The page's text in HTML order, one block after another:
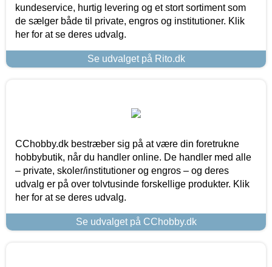
kundeservice, hurtig levering og et stort sortiment som
de sælger både til private, engros og institutioner. Klik
her for at se deres udvalg.
Se udvalget på Rito.dk
CChobby.dk bestræber sig på at være din foretrukne
hobbybutik, når du handler online. De handler med alle
– private, skoler/institutioner og engros – og deres
udvalg er på over tolvtusinde forskellige produkter. Klik
her for at se deres udvalg.
Se udvalget på CChobby.dk